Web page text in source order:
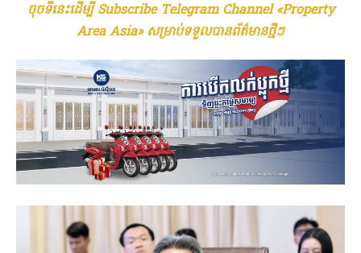
ចុចទីនេះដើម្បី Subscribe Telegram Channel «Property
Area Asia» សម្រាប់ទទួលបានព័ត៌មានថ្មីៗ